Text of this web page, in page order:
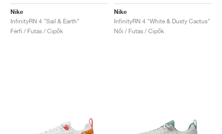
Nike
InfinityRN 4 "Sail & Earth"
Férfi / Futás / Cipők
Nike
InfinityRN 4 "White & Dusty Cactus"
Női / Futás / Cipők